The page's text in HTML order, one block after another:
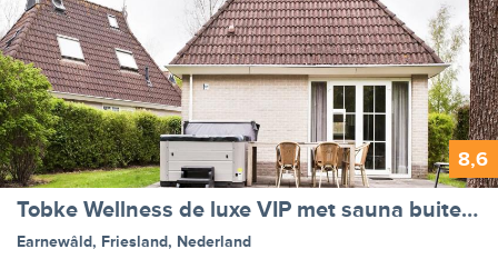
8,6
Tobke Wellness de luxe VIP met sauna buitenspa
Earnewâld, Friesland, Nederland